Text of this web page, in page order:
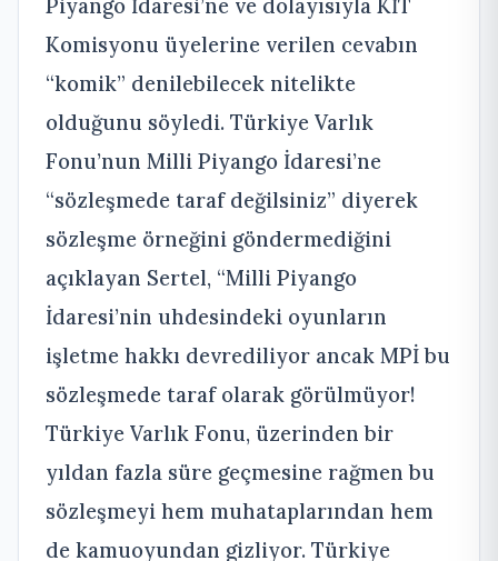
Komisyonu üyelerine verilen cevabın
“komik” denilebilecek nitelikte
olduğunu söyledi. Türkiye Varlık
Fonu’nun Milli Piyango İdaresi’ne
“sözleşmede taraf değilsiniz” diyerek
sözleşme örneğini göndermediğini
açıklayan Sertel, “Milli Piyango
İdaresi’nin uhdesindeki oyunların
işletme hakkı devrediliyor ancak MPİ bu
sözleşmede taraf olarak görülmüyor!
Türkiye Varlık Fonu, üzerinden bir
yıldan fazla süre geçmesine rağmen bu
sözleşmeyi hem muhataplarından hem
de kamuoyundan gizliyor. Türkiye